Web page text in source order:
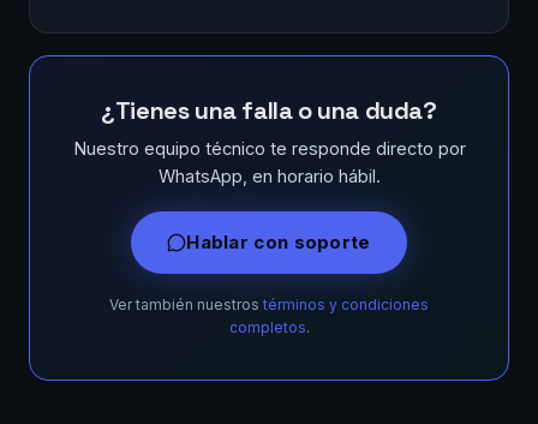
¿Tienes una falla o una duda?
Nuestro equipo técnico te responde directo por
WhatsApp, en horario hábil.
Hablar con soporte
Ver también nuestrostérminos y condiciones
completos.